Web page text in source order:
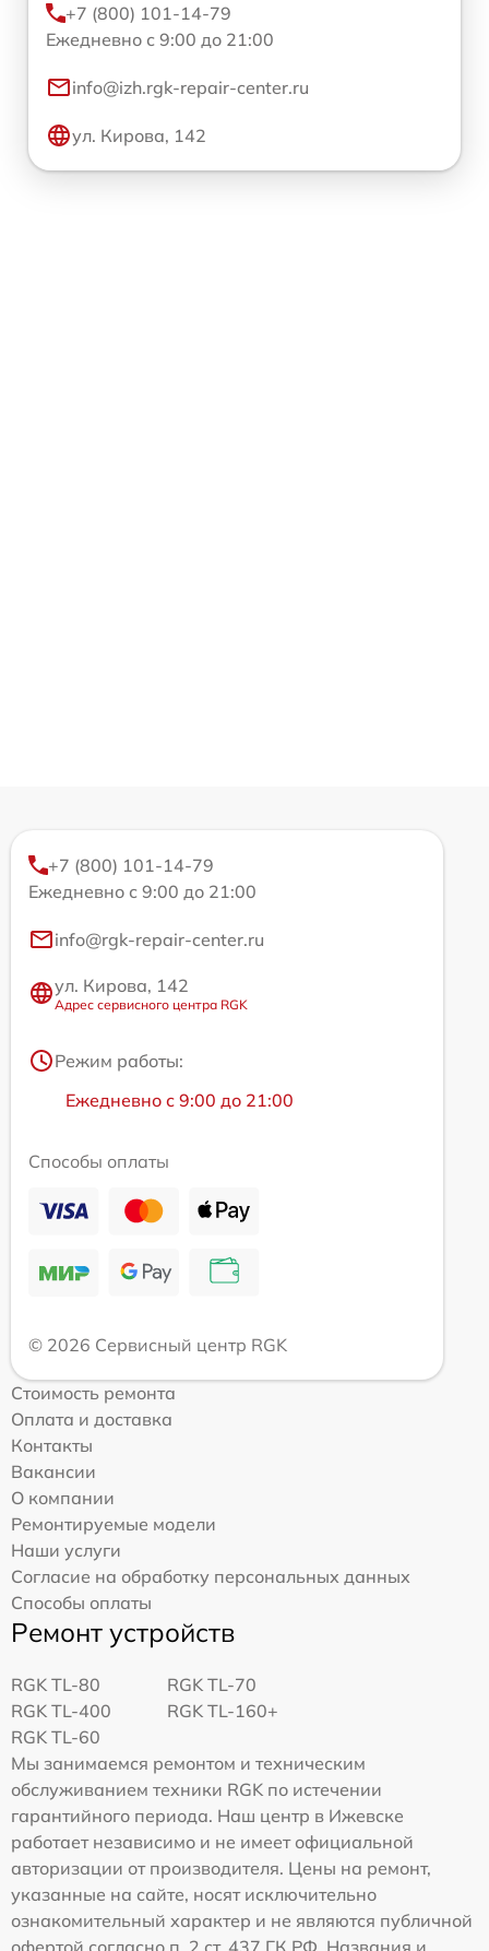
+7 (800) 101-14-79
Ежедневно с 9:00 до 21:00
info@izh.rgk-repair-center.ru
ул. Кирова, 142
+7 (800) 101-14-79
Ежедневно с 9:00 до 21:00
info@rgk-repair-center.ru
ул. Кирова, 142
Адрес сервисного центра RGK
Режим работы:
Ежедневно с 9:00 до 21:00
Способы оплаты
© 2026 Сервисный центр RGK
Стоимость ремонта
Оплата и доставка
Контакты
Вакансии
О компании
Ремонтируемые модели
Наши услуги
Согласие на обработку персональных данных
Способы оплаты
Ремонт устройств
RGK TL-80
RGK TL-70
RGK TL-400
RGK TL-160+
RGK TL-60
Мы занимаемся ремонтом и техническим
обслуживанием техники RGK по истечении
гарантийного периода. Наш центр в Ижевске
работает независимо и не имеет официальной
авторизации от производителя. Цены на ремонт,
указанные на сайте, носят исключительно
ознакомительный характер и не являются публичной
офертой согласно п. 2 ст. 437 ГК РФ. Названия и